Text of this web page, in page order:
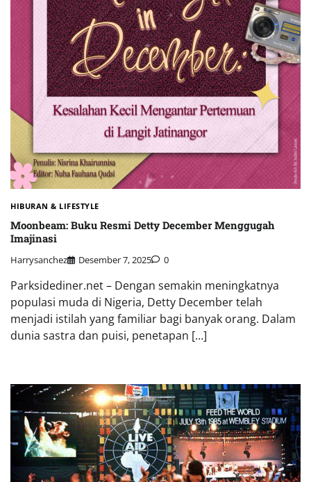
HIBURAN & LIFESTYLE
Moonbeam: Buku Resmi Detty December Menggugah
Imajinasi
Harrysanchez Desember 7, 2025 0
Parksidediner.net – Dengan semakin meningkatnya
populasi muda di Nigeria, Detty December telah
menjadi istilah yang familiar bagi banyak orang. Dalam
dunia sastra dan puisi, penetapan […]